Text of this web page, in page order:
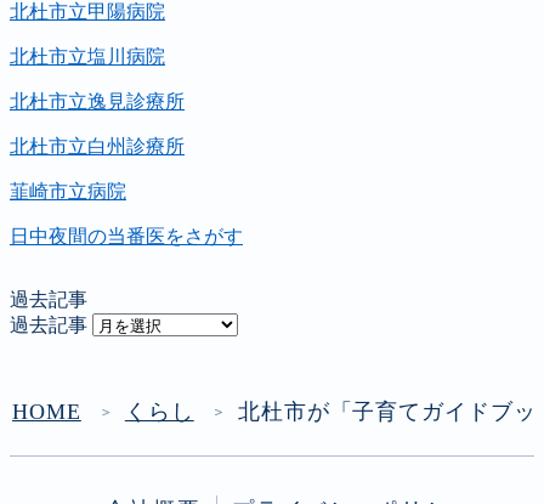
北杜市立甲陽病院
北杜市立塩川病院
北杜市立逸見診療所
北杜市立白州診療所
韮崎市立病院
日中夜間の当番医をさがす
過去記事
過去記事
HOME ＞ くらし ＞ 北杜市が「子育てガイドブッ